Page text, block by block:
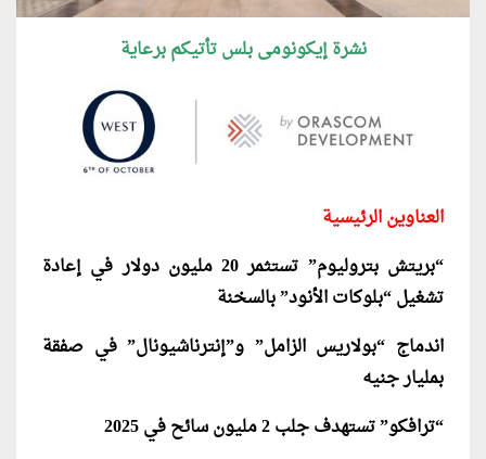
نشرة إيكونومى بلس تأتيكم برعاية
العناوين الرئيسية
“بريتش بتروليوم” تستثمر 20 مليون دولار في إعادة
تشغيل “بلوكات الأنود” بالسخنة
اندماج “بولاريس الزامل” و”إنترناشيونال” في صفقة
بمليار جنيه
“ترافكو” تستهدف جلب 2 مليون سائح في 2025